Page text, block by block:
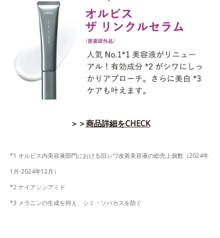
＞＞商品詳細をCHECK
*1 オルビス内美容液部門における旧シワ改善美容液の総売上個数（2024年
1月-2024年12月）
*2 ナイアシンアミド
*3 メラニンの生成を抑え、シミ・ソバカスを防ぐ